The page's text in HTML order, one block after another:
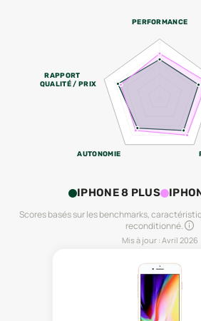
PERFORMANCE
AUTONOMIE
RAPPORT
QUALITÉ / PRIX
IPHONE 8 PLUS
Scores basés sur les benchmarks,
reconditionné.
Mis à jour : Avril 2026